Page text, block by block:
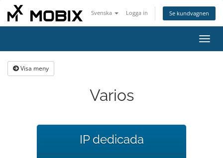
Svenska Logga in Se kundvagnen
Växla
Visa meny
Varios
IP dedicada